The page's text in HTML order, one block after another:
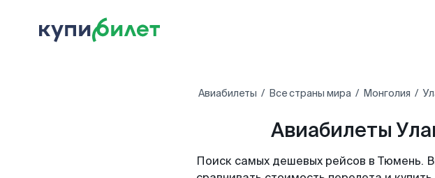
Авиабилеты Все страны мира Монголия
Авиабилеты
Поиск самых дешевых рейсов в Тюмень.